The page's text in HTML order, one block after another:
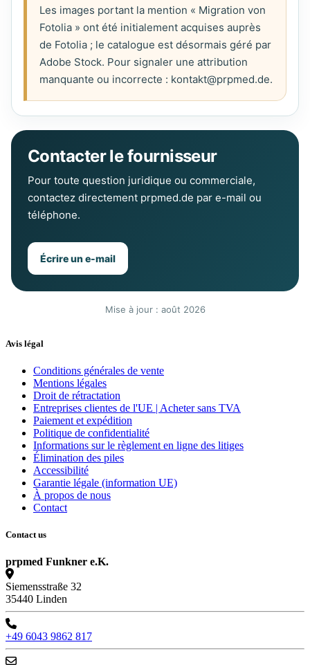
Les images portant la mention « Migration von
Fotolia » ont été initialement acquises auprès
de Fotolia ; le catalogue est désormais géré par
Adobe Stock. Pour signaler une attribution
manquante ou incorrecte : kontakt@prpmed.de.
Contacter le fournisseur
Pour toute question juridique ou commerciale,
contactez directement prpmed.de par e-mail ou
téléphone.
Écrire un e-mail
Mise à jour : août 2026
Avis légal
Conditions générales de vente
Mentions légales
Droit de rétractation
Entreprises clientes de l'UE | Acheter sans TVA
Paiement et expédition
Politique de confidentialité
Informations sur le règlement en ligne des litiges
Élimination des piles
Accessibilité
Garantie légale (information UE)
À propos de nous
Contact
Contact us
prpmed Funkner e.K.
Siemensstraße 32
35440 Linden
+49 6043 9862 817